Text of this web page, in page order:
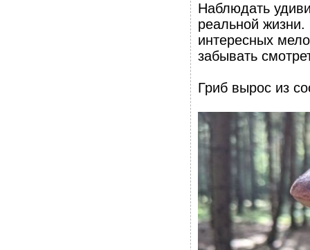
Наблюдать
реальной
интересных
забывать
Гриб вырос из